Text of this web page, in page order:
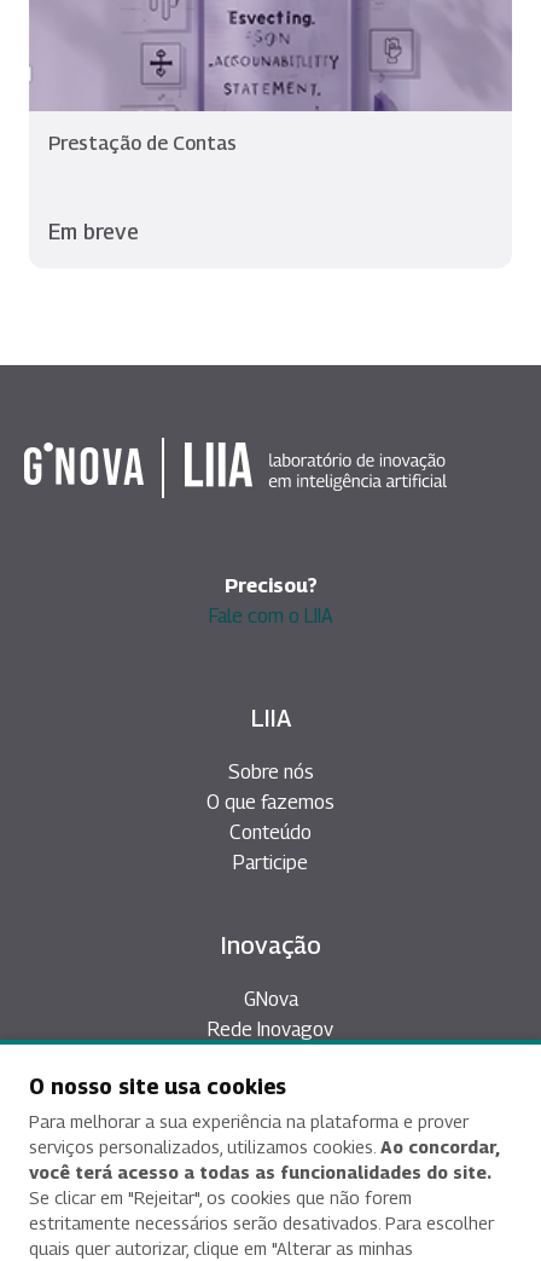
Prestação de Contas
Em breve
Precisou?
Fale com o LIIA
LIIA
Sobre nós
O que fazemos
Conteúdo
Participe
Inovação
GNova
Rede Inovagov
Plataforma Desafios
Inovação Aberta
Contatos
O nosso site usa cookies
Para melhorar a sua experiência na plataforma e prover
serviços personalizados, utilizamos cookies. Ao concordar,
você terá acesso a todas as funcionalidades do site.
Se clicar em "Rejeitar", os cookies que não forem
estritamente necessários serão desativados. Para escolher
quais quer autorizar, clique em "Alterar as minhas